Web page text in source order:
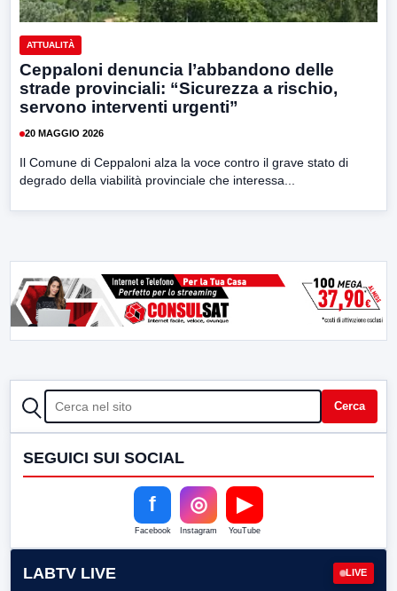
ATTUALITÀ
Ceppaloni denuncia l’abbandono delle
strade provinciali: “Sicurezza a rischio,
servono interventi urgenti”
20 MAGGIO 2026
Il Comune di Ceppaloni alza la voce contro il grave stato di
degrado della viabilità provinciale che interessa...
CERCA Cerca
SEGUICI SUI SOCIAL
f
Facebook
◎
Instagram
▶
YouTube
LABTV LIVE LIVE